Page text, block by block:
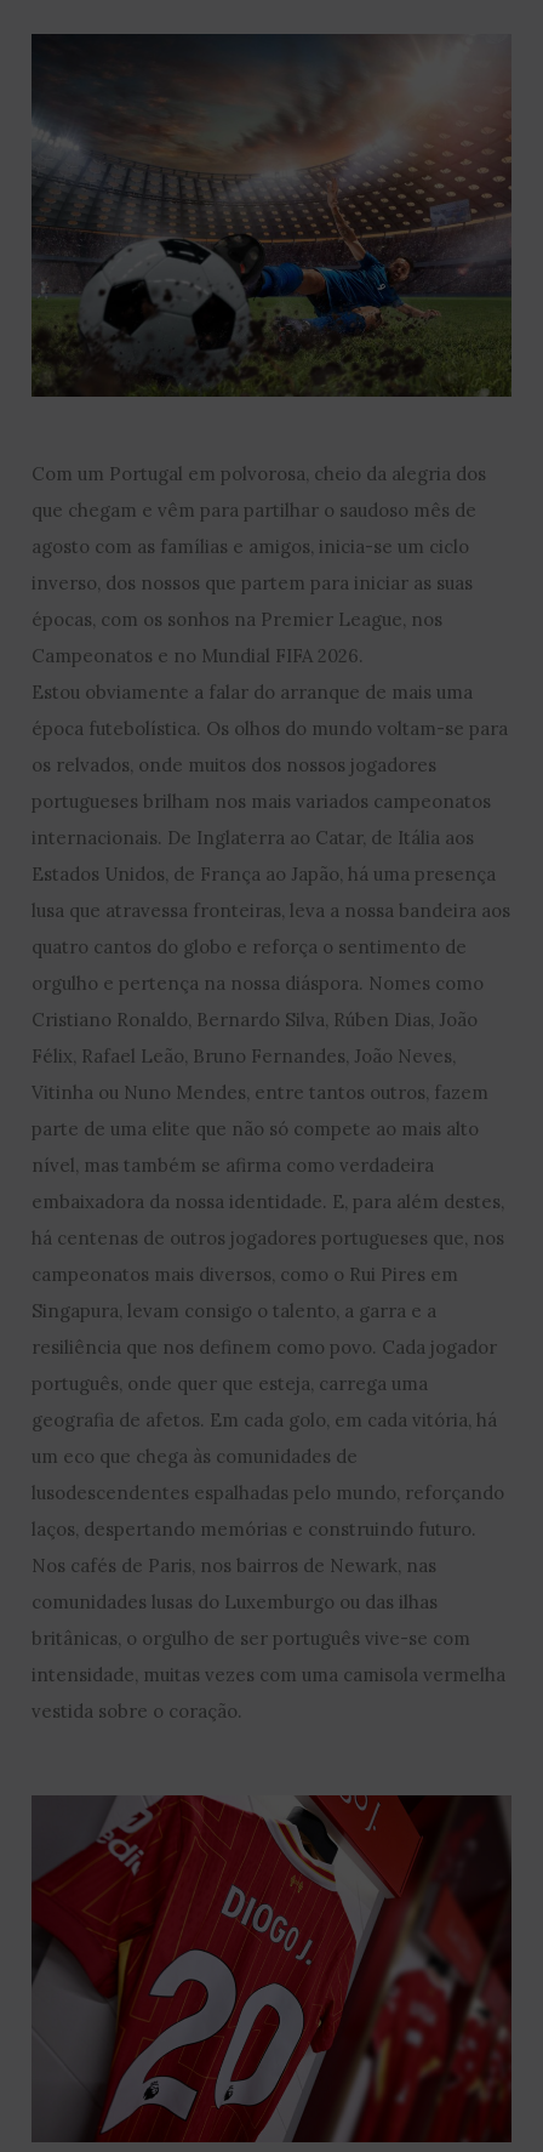
Com um Portugal em polvorosa, cheio da alegria dos
que chegam e vêm para partilhar o saudoso mês de
agosto com as famílias e amigos, inicia-se um ciclo
inverso, dos nossos que partem para iniciar as suas
épocas, com os sonhos na Premier League, nos
Campeonatos e no Mundial FIFA 2026.
Estou obviamente a falar do arranque de mais uma
época futebolística. Os olhos do mundo voltam-se para
os relvados, onde muitos dos nossos jogadores
portugueses brilham nos mais variados campeonatos
internacionais. De Inglaterra ao Catar, de Itália aos
Estados Unidos, de França ao Japão, há uma presença
lusa que atravessa fronteiras, leva a nossa bandeira aos
quatro cantos do globo e reforça o sentimento de
orgulho e pertença na nossa diáspora. Nomes como
Cristiano Ronaldo, Bernardo Silva, Rúben Dias, João
Félix, Rafael Leão, Bruno Fernandes, João Neves,
Vitinha ou Nuno Mendes, entre tantos outros, fazem
parte de uma elite que não só compete ao mais alto
nível, mas também se afirma como verdadeira
embaixadora da nossa identidade. E, para além destes,
há centenas de outros jogadores portugueses que, nos
campeonatos mais diversos, como o Rui Pires em
Singapura, levam consigo o talento, a garra e a
resiliência que nos definem como povo. Cada jogador
português, onde quer que esteja, carrega uma
geografia de afetos. Em cada golo, em cada vitória, há
um eco que chega às comunidades de
lusodescendentes espalhadas pelo mundo, reforçando
laços, despertando memórias e construindo futuro.
Nos cafés de Paris, nos bairros de Newark, nas
comunidades lusas do Luxemburgo ou das ilhas
britânicas, o orgulho de ser português vive-se com
intensidade, muitas vezes com uma camisola vermelha
vestida sobre o coração.